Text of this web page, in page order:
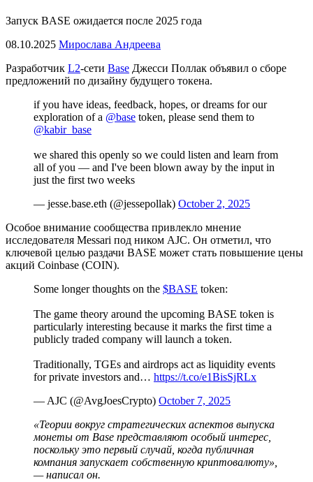
Запуск BASE ожидается после 2025 года
08.10.2025 Мирослава Андреева
Разработчик L2-сети Base Джесси Поллак объявил о сборе
предложений по дизайну будущего токена.
if you have ideas, feedback, hopes, or dreams for our
exploration of a @base token, please send them to
@kabir_base
we shared this openly so we could listen and learn from
all of you — and I've been blown away by the input in
just the first two weeks
— jesse.base.eth (@jessepollak) October 2, 2025
Особое внимание сообщества привлекло мнение
исследователя Messari под ником AJC. Он отметил, что
ключевой целью раздачи BASE может стать повышение цены
акций Coinbase (COIN).
Some longer thoughts on the $BASE token:
The game theory around the upcoming BASE token is
particularly interesting because it marks the first time a
publicly traded company will launch a token.
Traditionally, TGEs and airdrops act as liquidity events
for private investors and… https://t.co/e1BisSjRLx
— AJC (@AvgJoesCrypto) October 7, 2025
«Теории вокруг стратегических аспектов выпуска
монеты от Base представляют особый интерес,
поскольку это первый случай, когда публичная
компания запускает собственную криптовалюту»,
— написал он.